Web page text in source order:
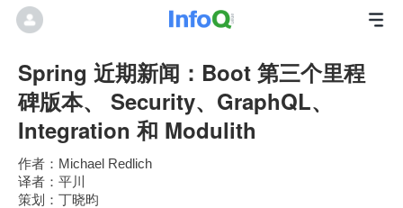
Spring 近期新闻：Boot 第三个里程
碑版本、 Security、GraphQL、
Integration 和 Modulith
Michael Redlich
平川
丁晓昀